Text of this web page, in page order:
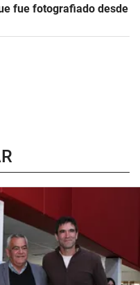
fue fotografiado desde